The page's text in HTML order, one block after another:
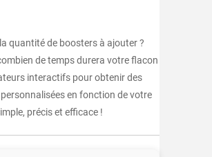
quantité de boosters à ajouter ?
de temps durera votre flacon
interactifs pour obtenir des
en fonction de votre
précis et efficace !